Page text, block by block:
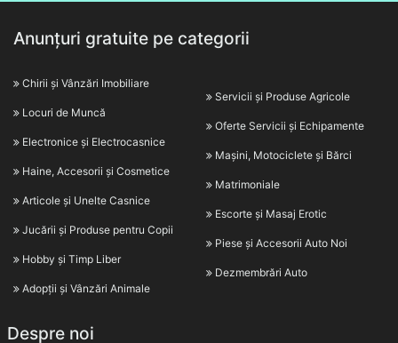
Anunțuri gratuite pe categorii
Chirii și Vânzări Imobiliare
Locuri de Muncă
Electronice și Electrocasnice
Haine, Accesorii și Cosmetice
Articole și Unelte Casnice
Jucării și Produse pentru Copii
Hobby și Timp Liber
Adopții și Vânzări Animale
Servicii și Produse Agricole
Oferte Servicii și Echipamente
Mașini, Motociclete și Bărci
Matrimoniale
Escorte și Masaj Erotic
Piese și Accesorii Auto Noi
Dezmembrări Auto
Despre noi